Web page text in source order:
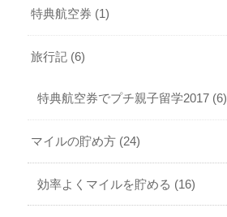
特典航空券 (1)
旅行記 (6)
特典航空券でプチ親子留学2017 (6)
マイルの貯め方 (24)
効率よくマイルを貯める (16)